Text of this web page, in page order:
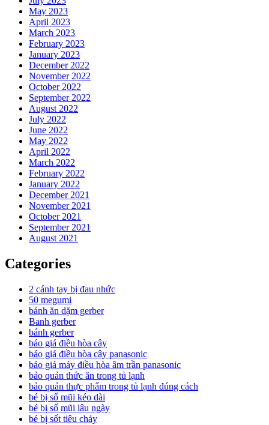
May 2023
April 2023
March 2023
February 2023
January 2023
December 2022
November 2022
October 2022
September 2022
August 2022
July 2022
June 2022
May 2022
April 2022
March 2022
February 2022
January 2022
December 2021
November 2021
October 2021
September 2021
August 2021
Categories
2 cánh tay bị đau nhức
50 megumi
bánh ăn dặm gerber
Banh gerber
bánh gerber
báo giá điều hòa cây
báo giá điều hòa cây panasonic
báo giá máy điều hòa âm trần panasonic
bảo quản thức ăn trong tủ lạnh
bảo quản thực phẩm trong tủ lạnh đúng cách
bé bị sổ mũi kéo dài
bé bị sổ mũi lâu ngày
bé bị sốt tiêu chảy